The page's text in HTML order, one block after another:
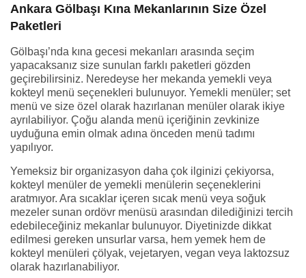
Ankara Gölbaşı Kına Mekanlarının Size Özel
Paketleri
Gölbaşı’nda kına gecesi mekanları arasında seçim
yapacaksanız size sunulan farklı paketleri gözden
geçirebilirsiniz. Neredeyse her mekanda yemekli veya
kokteyl menü seçenekleri bulunuyor. Yemekli menüler; set
menü ve size özel olarak hazırlanan menüler olarak ikiye
ayrılabiliyor. Çoğu alanda menü içeriğinin zevkinize
uyduğuna emin olmak adına önceden menü tadımı
yapılıyor.
Yemeksiz bir organizasyon daha çok ilginizi çekiyorsa,
kokteyl menüler de yemekli menülerin seçeneklerini
aratmıyor. Ara sıcaklar içeren sıcak menü veya soğuk
mezeler sunan ordövr menüsü arasından dilediğinizi tercih
edebileceğiniz mekanlar bulunuyor. Diyetinizde dikkat
edilmesi gereken unsurlar varsa, hem yemek hem de
kokteyl menüleri çölyak, vejetaryen, vegan veya laktozsuz
olarak hazırlanabiliyor.